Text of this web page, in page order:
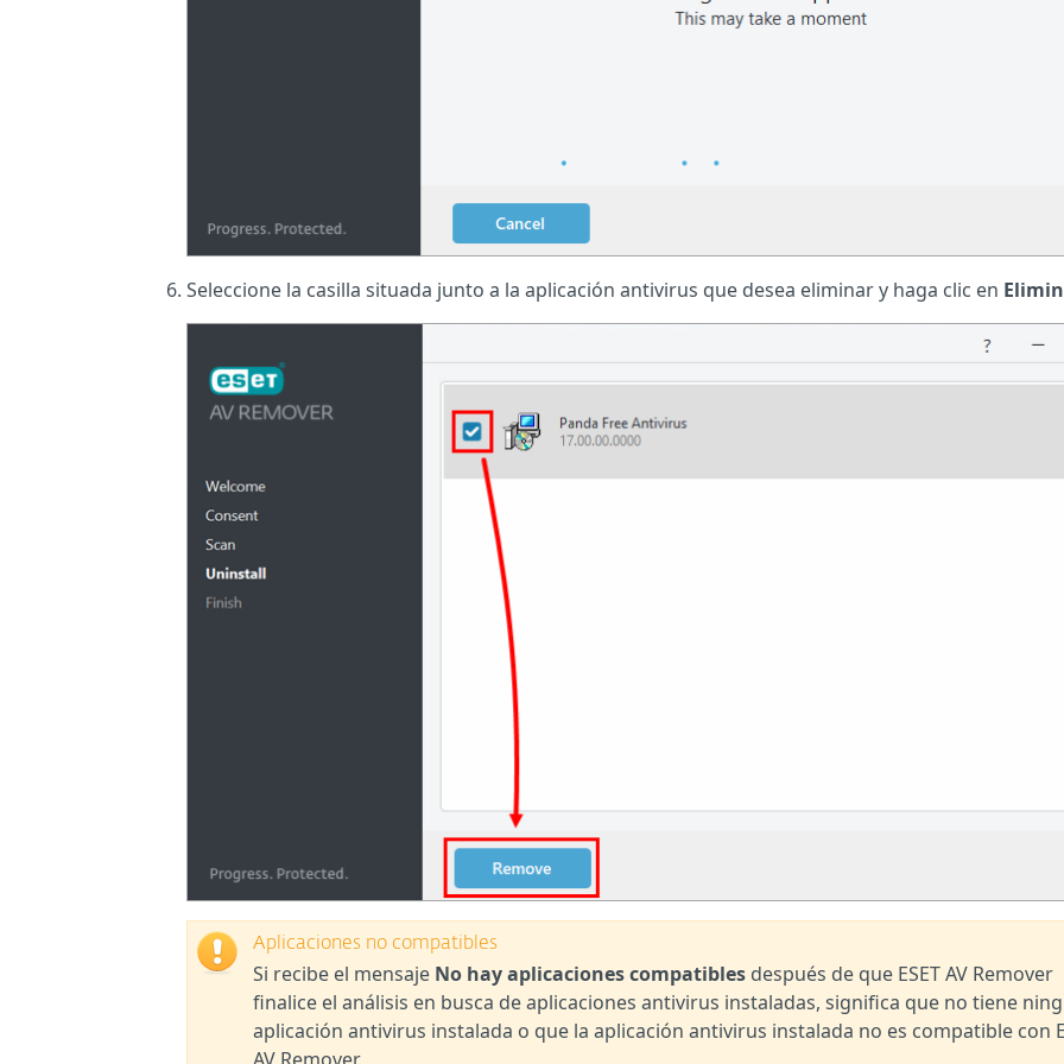
Seleccione la casilla situada junto a la aplicación antivirus que desea eliminar y haga clic en
Aplicaciones no compatibles
Si recibe el mensaje No hay aplicaciones compatibles después de que ESET AV Remover
finalice el análisis en busca de aplicaciones antivirus instaladas, significa que no tiene
aplicación antivirus instalada o que la aplicación antivirus instalada no es compatible con